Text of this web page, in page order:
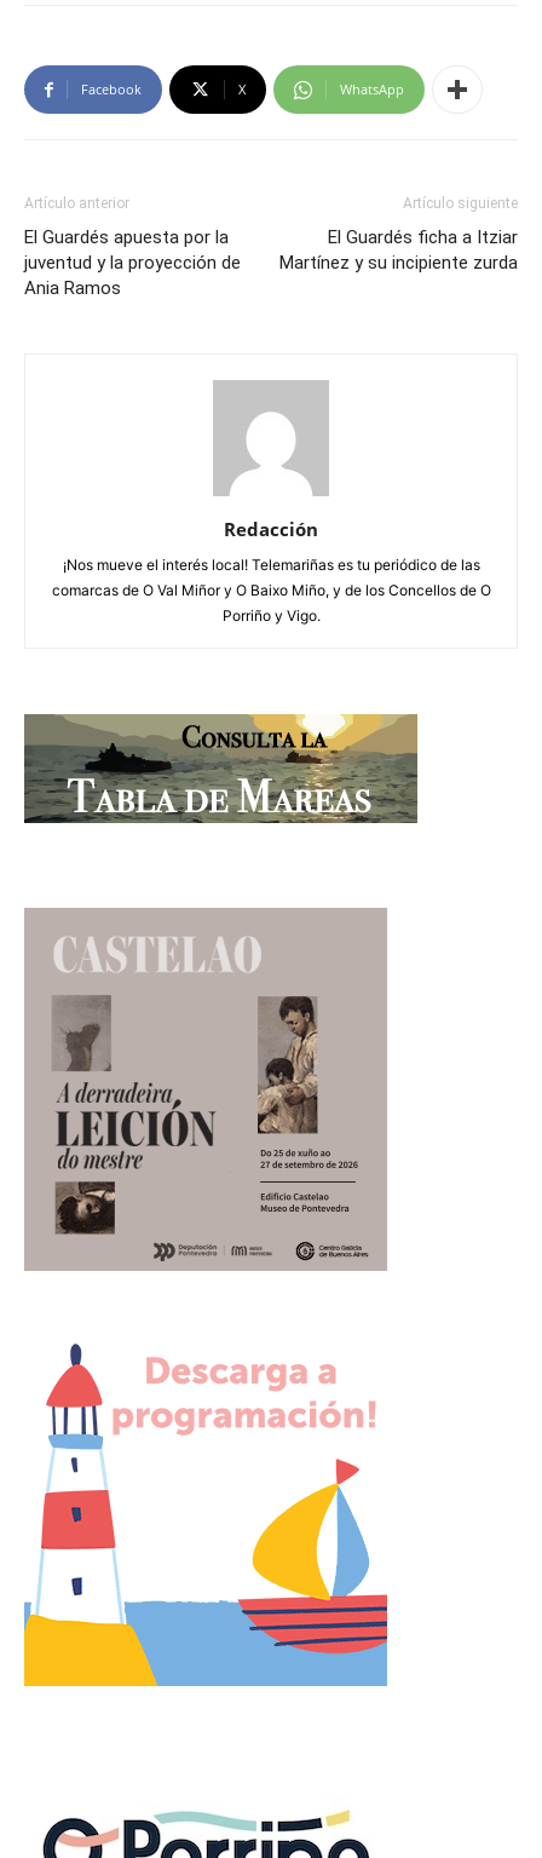
Facebook X WhatsApp
Artículo anterior
El Guardés apuesta por la
juventud y la proyección de
Ania Ramos
Artículo siguiente
El Guardés ficha a Itziar
Martínez y su incipiente zurda
Redacción
¡Nos mueve el interés local! Telemariñas es tu periódico de las
comarcas de O Val Miñor y O Baixo Miño, y de los Concellos de O
Porriño y Vigo.